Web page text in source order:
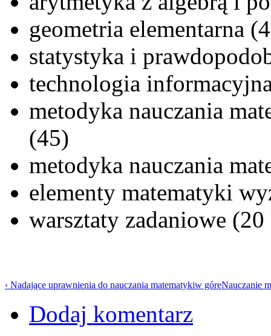
geometria elementarna
statystyka i
technologia
metodyka nauczania
(45)
metodyka nauczania
elementy matematyki
warsztaty zadaniowe
‹ Nadające uprawnienia do nauczania matematykiw góręNauczanie
Dodaj komentarz